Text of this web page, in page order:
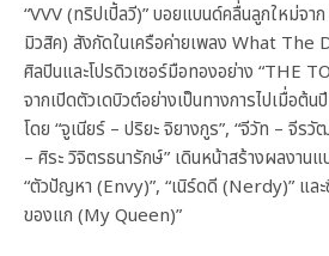
“VVV (ทริปเปิ้ลวี)” บอยแบนด์คลื่นลูกใหม่จ
มิวสิค) สังกัดในเครือค่ายเพลง What The
ศิลปินและโปรดิวเซอร์มือทองอย่าง “THE
จากเปิดตัวเดบิวต์อย่างเป็นทางการไปเมื่อต้
โดย “จูเนียร์ – ปริยะ จิยางกูร”, “จีวัท – จีรวั
– ศิระ วิจิตรธนารักษ์” เดินหน้าสร้างผลงานแ
“ตัวปัญหา (Envy)”, “เนิร์ดดี (Nerdy)” และ
ของแก (My Queen)”